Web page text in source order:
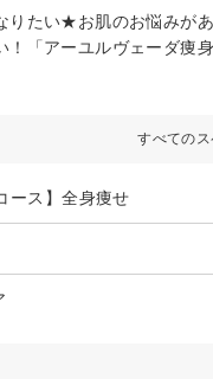
りたい★お肌のお悩みが
「アーユルヴェーダ痩
すべての
ース】全身痩せ